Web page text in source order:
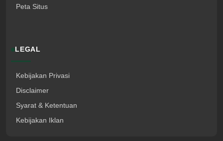
Peta Situs
LEGAL
Kebijakan Privasi
Disclaimer
Syarat & Ketentuan
Kebijakan Iklan